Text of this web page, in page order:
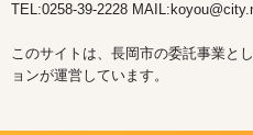
TEL:0258-39-2228
このサイトは、長岡市の委託事業と
ョンが運営しています。